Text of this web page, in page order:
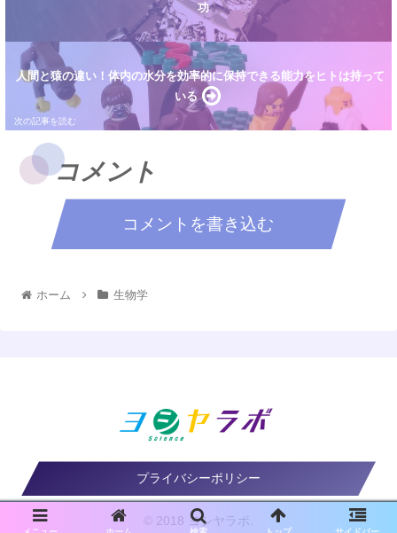
功
人間と猿の違い！体内の水分を効率的に保持できる能力をヒトは持って
いる
コメント
コメントを書き込む
ホーム 生物学
プライバシーポリシー
© 2018 ヨシヤラボ.